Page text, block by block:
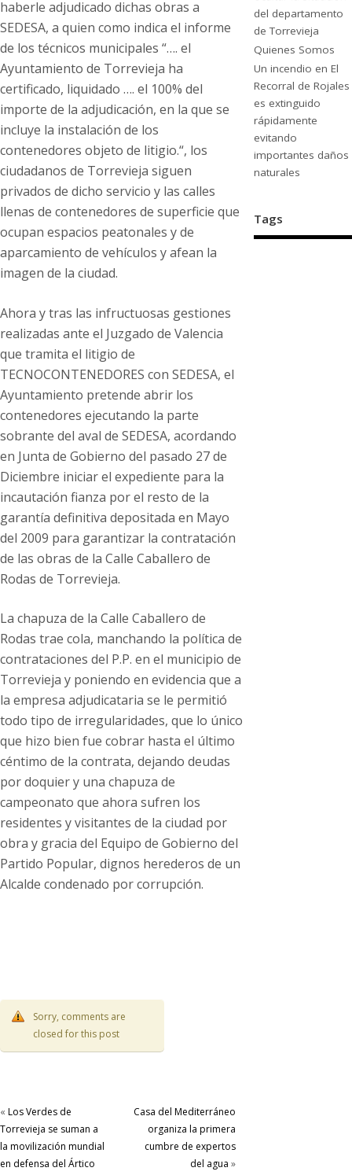
haberle adjudicado dichas obras a
SEDESA, a quien como indica el informe
de los técnicos municipales “…. el
Ayuntamiento de Torrevieja ha
certificado, liquidado …. el 100% del
importe de la adjudicación, en la que se
incluye la instalación de los
contenedores objeto de litigio.“, los
ciudadanos de Torrevieja siguen
privados de dicho servicio y las calles
llenas de contenedores de superficie que
ocupan espacios peatonales y de
aparcamiento de vehículos y afean la
imagen de la ciudad.
Ahora y tras las infructuosas gestiones
realizadas ante el Juzgado de Valencia
que tramita el litigio de
TECNOCONTENEDORES con SEDESA, el
Ayuntamiento pretende abrir los
contenedores ejecutando la parte
sobrante del aval de SEDESA, acordando
en Junta de Gobierno del pasado 27 de
Diciembre iniciar el expediente para la
incautación fianza por el resto de la
garantía definitiva depositada en Mayo
del 2009 para garantizar la contratación
de las obras de la Calle Caballero de
Rodas de Torrevieja.
La chapuza de la Calle Caballero de
Rodas trae cola, manchando la política de
contrataciones del P.P. en el municipio de
Torrevieja y poniendo en evidencia que a
la empresa adjudicataria se le permitió
todo tipo de irregularidades, que lo único
que hizo bien fue cobrar hasta el último
céntimo de la contrata, dejando deudas
por doquier y una chapuza de
campeonato que ahora sufren los
residentes y visitantes de la ciudad por
obra y gracia del Equipo de Gobierno del
Partido Popular, dignos herederos de un
Alcalde condenado por corrupción.
Sorry, comments are
closed for this post
« Los Verdes de
Torrevieja se suman a
la movilización mundial
en defensa del Ártico
Casa del Mediterráneo
organiza la primera
cumbre de expertos
del agua »
del departamento
de Torrevieja
Quienes Somos
Un incendio en El
Recorral de Rojales
es extinguido
rápidamente
evitando
importantes daños
naturales
Tags